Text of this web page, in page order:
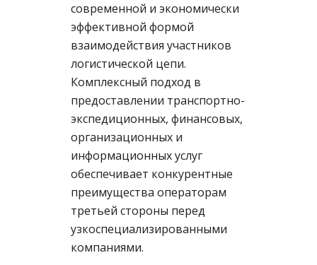
современной и экономически
эффективной формой
взаимодействия участников
логистической цепи.
Комплексный подход в
предоставлении транспортно-
экспедиционных, финансовых,
организационных и
информационных услуг
обеспечивает конкурентные
преимущества операторам
третьей стороны перед
узкоспециализированными
компаниями.